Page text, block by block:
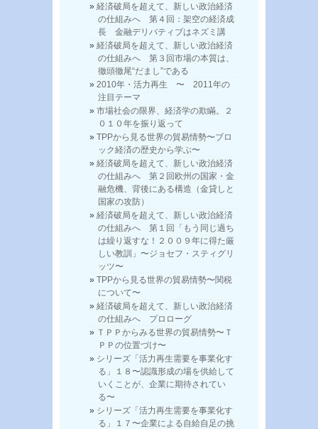
経済破局を超えて、新しい政治経済
の仕組みへ 第４回：架空の経済成
長 金融デリバティブはネズミ講
経済破局を超えて、新しい政治経済
の仕組みへ 第３回市場の本質は、
徹頭徹尾“だまし”である
2010年・活力再生 〜 2011年の
注目テーマ
市場社会の限界、経済学の欺瞞。２
０１０年を振り返って
TPPから見る世界の貿易情勢〜ブロ
ック経済の歴史から学ぶ〜
経済破局を超えて、新しい政治経済
の仕組みへ 第２回欧州の国家・金
融危機、背後にある構造（金貸しと
国家の攻防）
経済破局を超えて、新しい政治経済
の仕組みへ 第１回「もう同じ過ち
は繰り返すな！２００９年に得た厳
しい教訓」〜ジョセフ・スティグリ
ッツ〜
TPPから見る世界の貿易情勢〜関税
について〜
経済破局を超えて、新しい政治経済
の仕組みへ プロローグ
ＴＰＰからみる世界の貿易情勢〜Ｔ
ＰＰの位置づけ〜
シリーズ「活力再生需要を事業化す
る」１８〜認識形成の場を供給して
いくことが、企業に期待されてい
る〜
シリーズ「活力再生需要を事業化す
る」１７〜企業による自給自足の挑